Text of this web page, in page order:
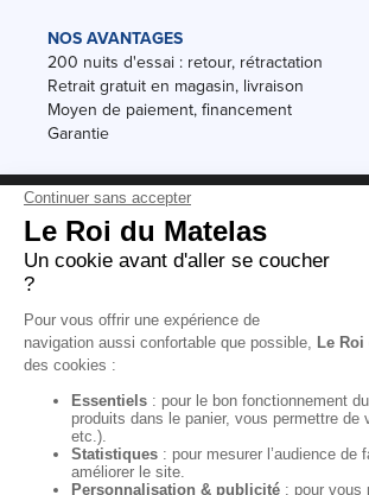
NOS AVANTAGES
200 nuits d'essai : retour, rétractation
Retrait gratuit en magasin, livraison
Moyen de paiement, financement
Garantie
Conditions des offres
Black Friday
Destockage
Conditions Générales de vente magasin
Mentions Légales
Données personnelles
Codes promo Le Roi du Matelas